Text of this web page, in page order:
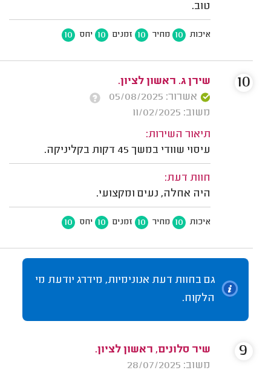
טוב.
איכות 10 מחיר 10 זמנים 10 יחס 10
שירן ג. ראשון לציון.
אשרור: 05/08/2025
משוב: 11/02/2025
תיאור השירות:
עיסוי שוודי במשך 45 דקות בקליניקה.
חוות דעת:
היה אחלה, נעים ומקצועי.
איכות 10 מחיר 10 זמנים 10 יחס 10
10
גם בחוות דעת אנונימיות, מידרג יודעת מי
הלקוח.
שיר סלונים, ראשון לציון.
משוב: 28/07/2025
9